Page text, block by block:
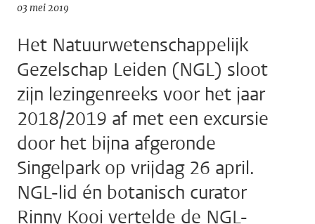
03 mei 2019
Het Natuurwetenschappelijk
Gezelschap Leiden (NGL) sloot
zijn lezingenreeks voor het jaar
2018/2019 af met een excursie
door het bijna afgeronde
Singelpark op vrijdag 26 april.
NGL-lid én botanisch curator
Rinny Kooi vertelde de NGL-